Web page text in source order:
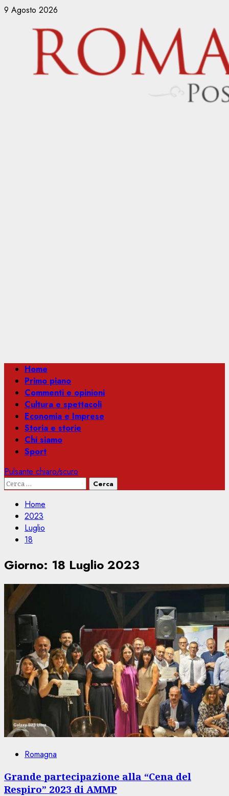
Vai
contenuto
9 Agosto 2026
Menu
principale
Home
Primo piano
Commenti e opinioni
Cultura e spettacoli
Economia e Imprese
Storia e storie
Chi siamo
Sport
Pulsante chiaro/scuro
Ricerca
Home
2023
Luglio
18
Giorno: 18 Luglio 2023
Romagna
Grande partecipazione alla “Cena del
Respiro” 2023 di AMMP